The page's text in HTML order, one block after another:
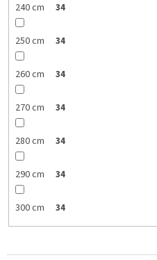
240 cm 34
250 cm 34
260 cm 34
270 cm 34
280 cm 34
290 cm 34
300 cm 34